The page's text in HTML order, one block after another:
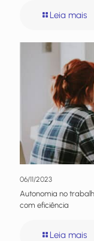
Leia mais
06/11/2023
Autonomia no
com eficiência
Leia mais